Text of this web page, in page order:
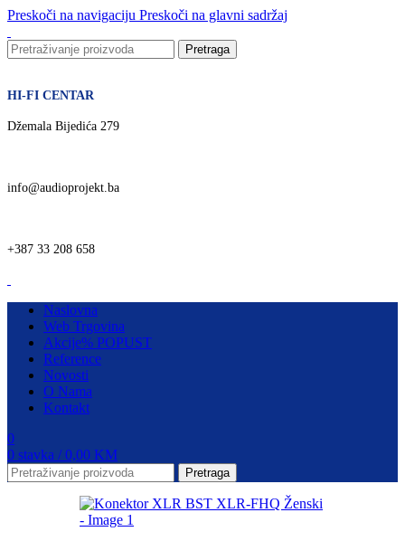
Preskoči na navigaciju Preskoči na glavni sadržaj
Pretraga
HI-FI CENTAR
Džemala Bijedića 279
info@audioprojekt.ba
+387 33 208 658
Naslovna
Web Trgovina
Akcije% POPUST
Reference
Novosti
O Nama
Kontakt
0
0 stavka / 0,00 KM
Pretraga